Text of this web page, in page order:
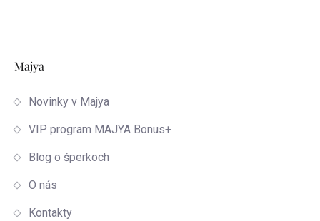
Zápätie
Majya
Novinky v Majya
VIP program MAJYA Bonus+
Blog o šperkoch
O nás
Kontakty